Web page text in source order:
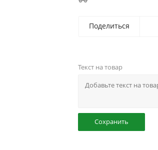
Поделиться
Текст на товар
Сохранить